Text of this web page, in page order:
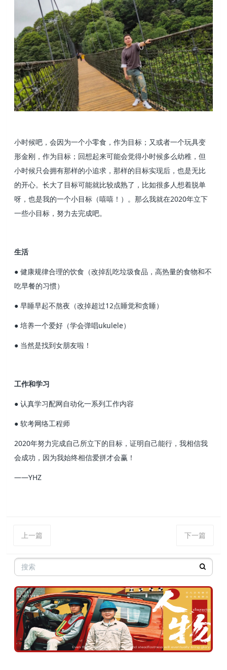
小时候吧，会因为一个小零食，作为目标；又或者一个玩具变
形金刚，作为目标；回想起来可能会觉得小时候多么幼稚，但
小时候只会拥有那样的小追求，那样的目标实现后，也是无比
的开心。长大了目标可能就比较成熟了，比如很多人想着脱单
呀，也是我的一个小目标（嘻嘻！）。那么我就在2020年立下
一些小目标，努力去完成吧。
生活
● 健康规律合理的饮食（改掉乱吃垃圾食品，高热量的食物和不
吃早餐的习惯）
● 早睡早起不熬夜（改掉超过12点睡觉和贪睡）
● 培养一个爱好（学会弹唱ukulele）
● 当然是找到女朋友啦！
工作和学习
● 认真学习配网自动化一系列工作内容
● 软考网络工程师
2020年努力完成自己所立下的目标，证明自己能行，我相信我
会成功，因为我始终相信爱拼才会赢！
——YHZ
上一篇 下一篇